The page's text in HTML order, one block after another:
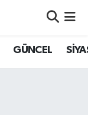
GÜNCEL